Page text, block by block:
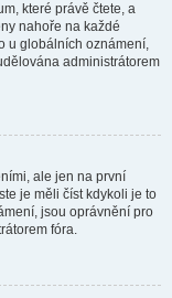
které právě čtete, a
nahoře na každé
u globálních oznámení,
administrátorem
ale jen na první
je měli číst kdykoli je to
jsou oprávnění pro
fóra.